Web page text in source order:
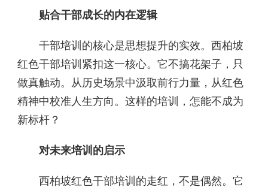
贴合干部成长的内在逻辑
干部培训的核心是思想提升的实效。西柏坡
红色干部培训紧扣这一核心。它不搞花架子，只
做真触动。从历史场景中汲取前行力量，从红色
精神中校准人生方向。这样的培训，怎能不成为
新标杆？
对未来培训的启示
西柏坡红色干部培训的走红，不是偶然。它